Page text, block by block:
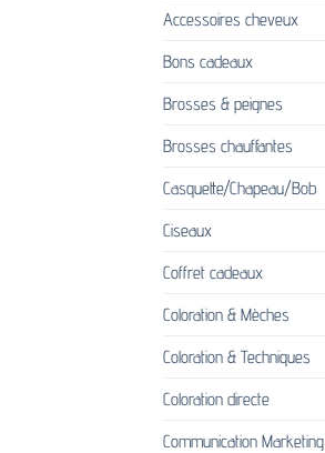
Accessoires cheveux
Bons cadeaux
Brosses & peignes
Brosses chauffantes
Casquette/Chapeau/Bob
Ciseaux
Coffret cadeaux
Coloration & Mèches
Coloration & Techniques
Coloration directe
Communication Marketing